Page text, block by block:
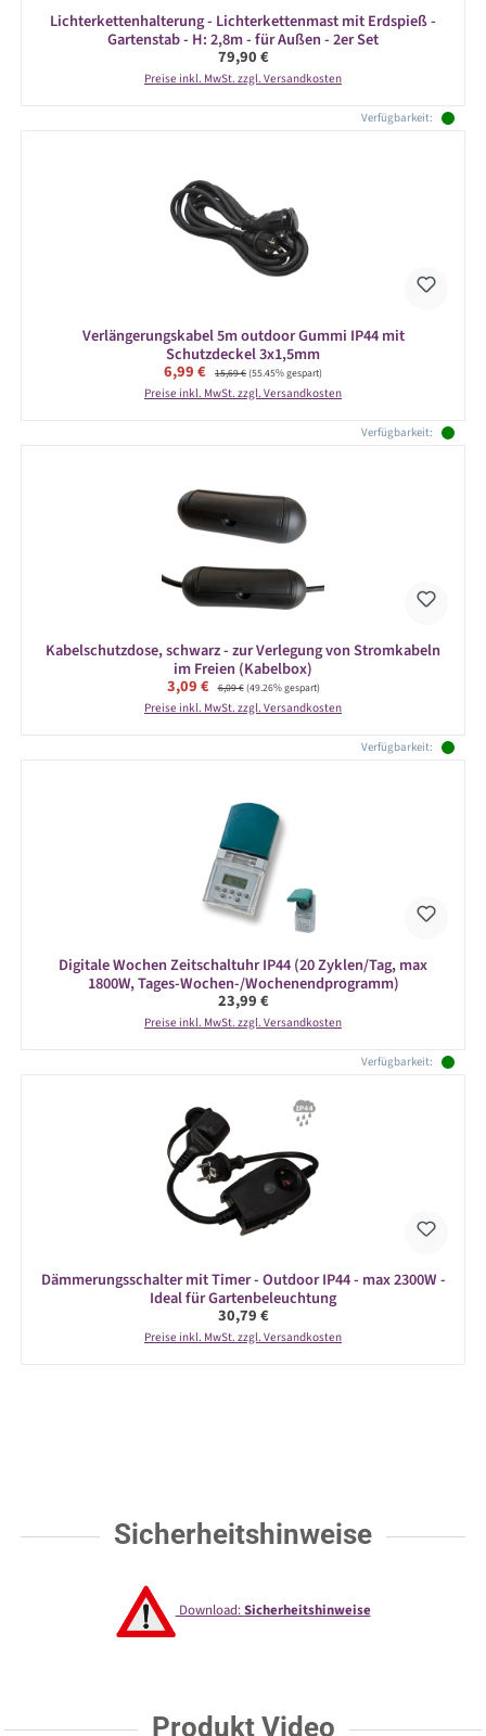
Lichterkettenhalterung - Lichterkettenmast mit Erdspieß -
Gartenstab - H: 2,8m - für Außen - 2er Set
Regulärer Preis:
79,90 €
Preise inkl. MwSt. zzgl. Versandkosten
Verfügbarkeit:
Verlängerungskabel 5m outdoor Gummi IP44 mit
Schutzdeckel 3x1,5mm
Verkaufspreis:
6,99 € Regulärer Preis:
15,69 €(55.45% gespart)
Preise inkl. MwSt. zzgl. Versandkosten
Verfügbarkeit:
Kabelschutzdose, schwarz - zur Verlegung von Stromkabeln
im Freien (Kabelbox)
Verkaufspreis:
3,09 € Regulärer Preis:
6,09 €(49.26% gespart)
Preise inkl. MwSt. zzgl. Versandkosten
Verfügbarkeit:
Digitale Wochen Zeitschaltuhr IP44 (20 Zyklen/Tag, max
1800W, Tages-Wochen-/Wochenendprogramm)
Regulärer Preis:
23,99 €
Preise inkl. MwSt. zzgl. Versandkosten
Verfügbarkeit:
Dämmerungsschalter mit Timer - Outdoor IP44 - max 2300W -
Ideal für Gartenbeleuchtung
Regulärer Preis:
30,79 €
Preise inkl. MwSt. zzgl. Versandkosten
Sicherheitshinweise
Download:Sicherheitshinweise
Produkt Video